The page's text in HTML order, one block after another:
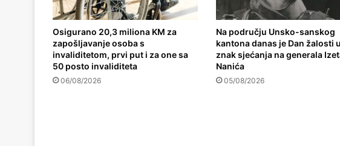
Osigurano 20,3 miliona KM za
zapošljavanje osoba s
invaliditetom, prvi put i za one sa
50 posto invaliditeta
06/08/2026
Na području Unsko-sanskog
kantona danas je Dan žalosti u
znak sjećanja na generala
Nanića
05/08/2026